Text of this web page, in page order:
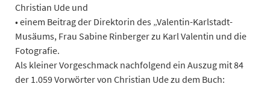
Christian Ude und
• einem Beitrag der Direktorin des „Valentin-Karlstadt-
Musäums, Frau Sabine Rinberger zu Karl Valentin und die
Fotografie.
Als kleiner Vorgeschmack nachfolgend ein Auszug mit 84
der 1.059 Vorwörter von Christian Ude zu dem Buch: